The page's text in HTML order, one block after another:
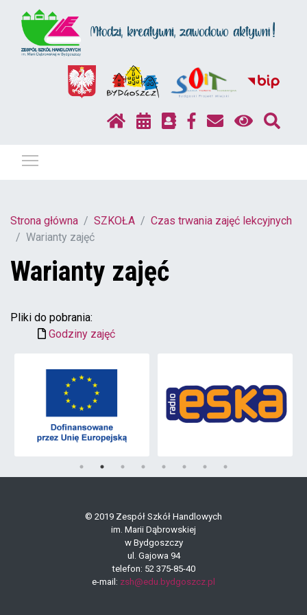
Strona główna SZKOŁA
Czas trwania zajęć lekcyjnych
Warianty zajęć
Warianty zajęć
Pliki do pobrania:
Godziny zajęć
© 2019 Zespół Szkół Handlowych
im. Marii Dąbrowskiej
w Bydgoszczy
ul. Gajowa 94
telefon: 52 375-85-40
e-mail: zsh@edu.bydgoszcz.pl